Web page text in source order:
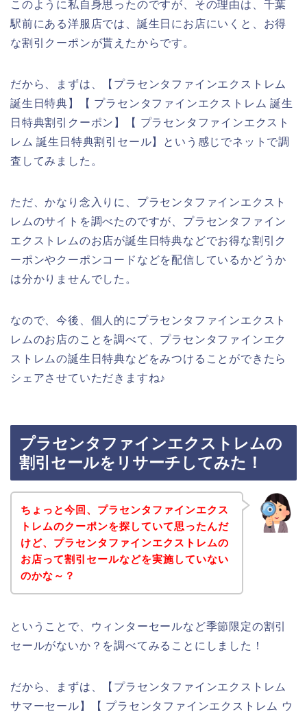
このように私自身思ったのですが、その理由は、千葉
駅前にある洋服店では、誕生日にお店にいくと、お得
な割引クーポンが貰えたからです。
だから、まずは、【プラセンタファインエクストレム
誕生日特典】【 プラセンタファインエクストレム 誕生
日特典割引クーポン】【 プラセンタファインエクスト
レム 誕生日特典割引セール】という感じでネットで調
査してみました。
ただ、かなり念入りに、プラセンタファインエクスト
レムのサイトを調べたのですが、プラセンタファイン
エクストレムのお店が誕生日特典などでお得な割引ク
ーポンやクーポンコードなどを配信しているかどうか
は分かりませんでした。
なので、今後、個人的にプラセンタファインエクスト
レムのお店のことを調べて、プラセンタファインエク
ストレムの誕生日特典などをみつけることができたら
シェアさせていただきますね♪
プラセンタファインエクストレムの
割引セールをリサーチしてみた！
ちょっと今回、プラセンタファインエクス
トレムのクーポンを探していて思ったんだ
けど、プラセンタファインエクストレムの
お店って割引セールなどを実施していない
のかな～？
ということで、ウィンターセールなど季節限定の割引
セールがないか？を調べてみることにしました！
だから、まずは、【プラセンタファインエクストレム
サマーセール】【 プラセンタファインエクストレム ウ